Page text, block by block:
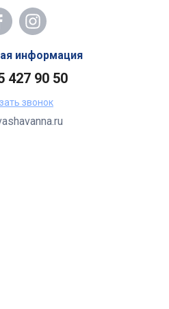
информация
427 90 50
звонок